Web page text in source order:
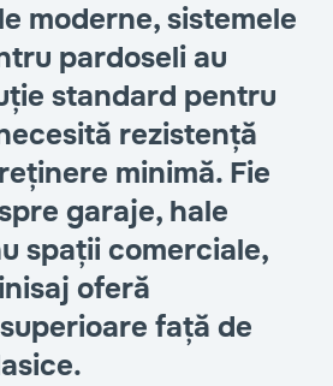
moderne, sistemele
pardoseli au
standard pentru
rezistență
minimă. Fie
garaje, hale
spații comerciale,
oferă
față de